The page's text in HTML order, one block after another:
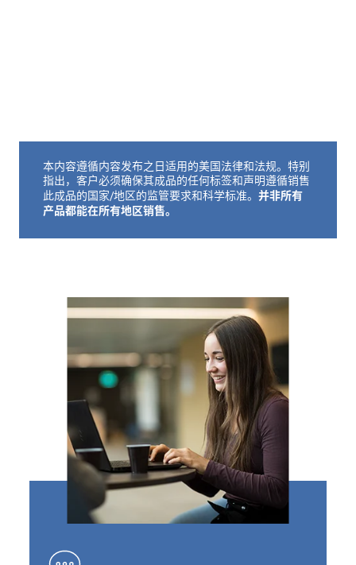
免责声明如下
本内容遵循内容发布之日适用的美国法律和法规。特别
指出，客户必须确保其成品的任何标签和声明遵循销售
此成品的国家/地区的监管要求和科学标准。 并非所有
产品都能在所有地区销售。